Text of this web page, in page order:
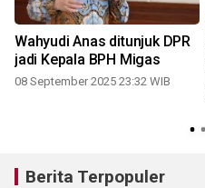
Wahyudi Anas ditunjuk DPR
jadi Kepala BPH Migas
08 September 2025 23:32 WIB
Berita Terpopuler